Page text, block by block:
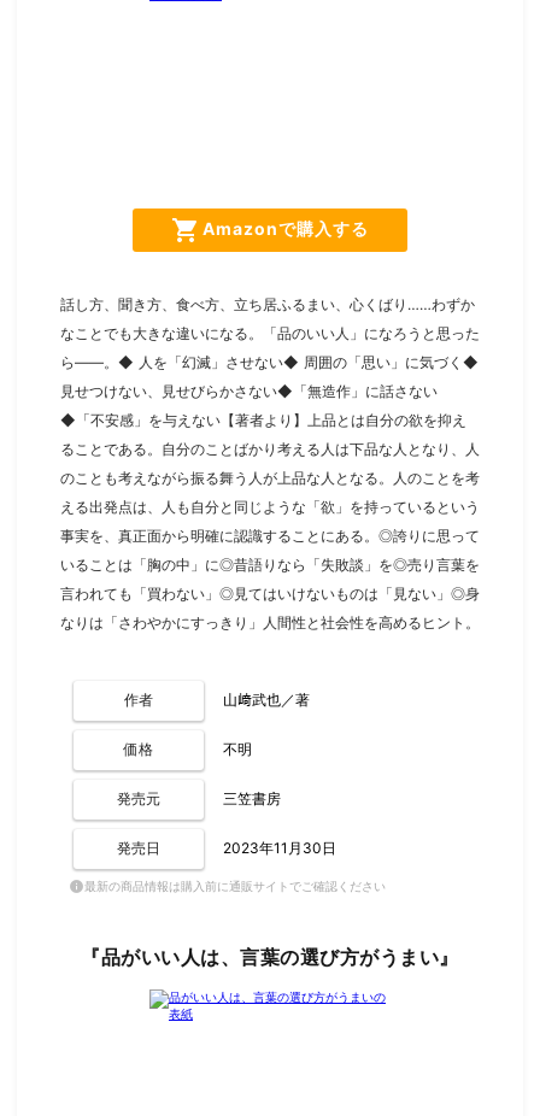
shopping_cart Amazonで購入する
話し方、聞き方、食べ方、立ち居ふるまい、心くばり……わずか
なことでも大きな違いになる。「品のいい人」になろうと思った
ら――。◆ 人を「幻滅」させない◆ 周囲の「思い」に気づく◆
見せつけない、見せびらかさない◆「無造作」に話さない
◆「不安感」を与えない【著者より】上品とは自分の欲を抑え
ることである。自分のことばかり考える人は下品な人となり、人
のことも考えながら振る舞う人が上品な人となる。人のことを考
える出発点は、人も自分と同じような「欲」を持っているという
事実を、真正面から明確に認識することにある。◎誇りに思って
いることは「胸の中」に◎昔語りなら「失敗談」を◎売り言葉を
言われても「買わない」◎見てはいけないものは「見ない」◎身
なりは「さわやかにすっきり」人間性と社会性を高めるヒント。
作者 山﨑武也／著
価格 不明
発売元 三笠書房
発売日 2023年11月30日
info最新の商品情報は購入前に通販サイトでご確認ください
『品がいい人は、言葉の選び方がうまい』